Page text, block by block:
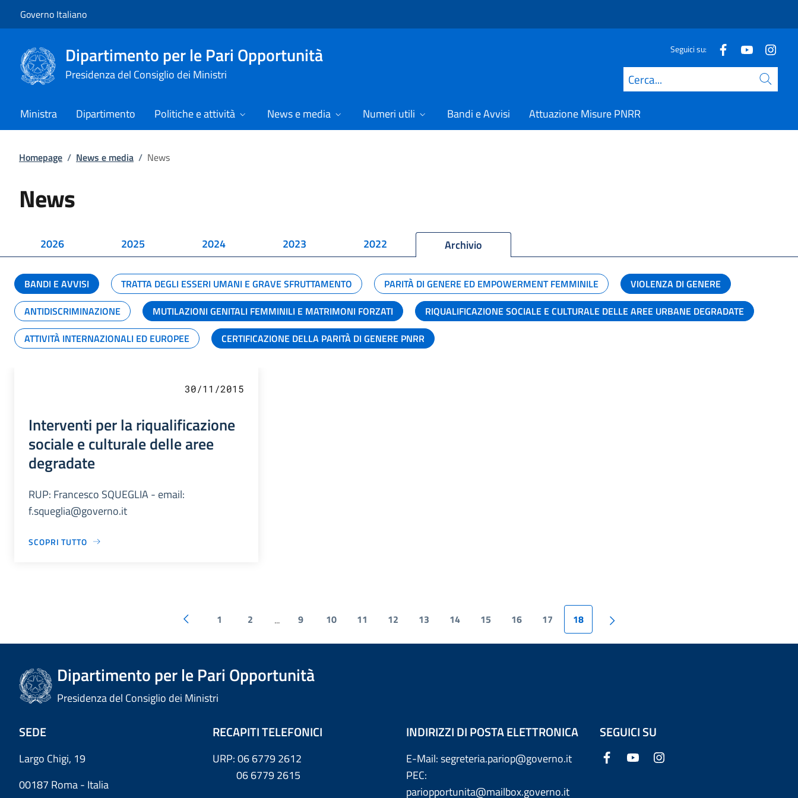
Governo Italiano
Dipartimento per le Pari Opportunità
Presidenza del Consiglio dei Ministri
Seguici su:
Cerca
Ministra Dipartimento Politiche e attività News e media Numeri utili Bandi e Avvisi Attuazione Misure PNRR
Homepage / News e media / News
News
2026 2025 2024 2023 2022 Archivio
BANDI E AVVISI TRATTA DEGLI ESSERI UMANI E GRAVE SFRUTTAMENTO PARITÀ DI GENERE ED EMPOWERMENT FEMMINILE
VIOLENZA DI GENERE
ANTIDISCRIMINAZIONE
MUTILAZIONI GENITALI FEMMINILI E MATRIMONI FORZATI
RIQUALIFICAZIONE SOCIALE E CULTURALE DELLE AREE URBANE DEGRADATE
ATTIVITÀ INTERNAZIONALI ED EUROPEE
CERTIFICAZIONE DELLA PARITÀ DI GENERE PNRR
30/11/2015
Interventi per la riqualificazione
sociale e culturale delle aree
degradate
RUP: Francesco SQUEGLIA - email:
f.squeglia@governo.it
SCOPRI TUTTO
1 2 ... 9 10 11 12 13 14 15 16 17 18
Dipartimento per le Pari Opportunità
Presidenza del Consiglio dei Ministri
SEDE
Largo Chigi, 19
00187 Roma - Italia
RECAPITI TELEFONICI
URP: 06 6779 2612
06 6779 2615
INDIRIZZI DI POSTA ELETTRONICA
E-Mail: segreteria.pariop@governo.it
PEC:
pariopportunita@mailbox.governo.it
SEGUICI SU